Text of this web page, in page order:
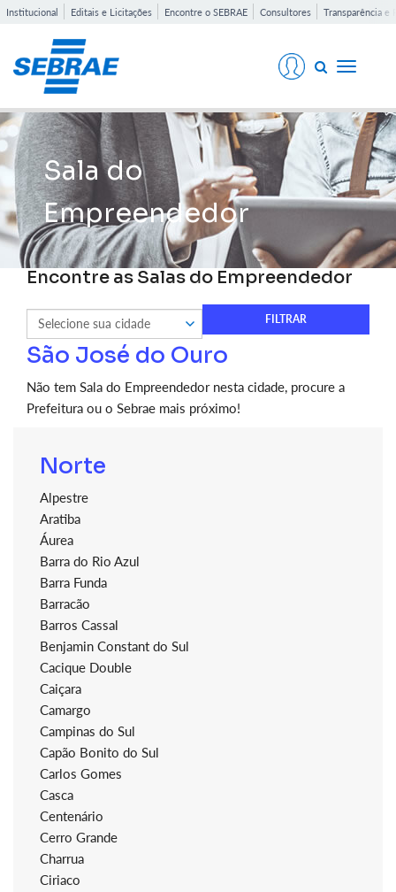
Institucional Editais e Licitações Encontre o SEBRAE Consultores Transparência e
Toggle
Sala do
Empreendedor
Encontre as Salas do Empreendedor
São José do Ouro
Não tem Sala do Empreendedor nesta cidade, procure a
Prefeitura ou o Sebrae mais próximo!
Norte
Alpestre
Aratiba
Áurea
Barra do Rio Azul
Barra Funda
Barracão
Barros Cassal
Benjamin Constant do Sul
Cacique Double
Caiçara
Camargo
Campinas do Sul
Capão Bonito do Sul
Carlos Gomes
Casca
Centenário
Cerro Grande
Charrua
Ciriaco